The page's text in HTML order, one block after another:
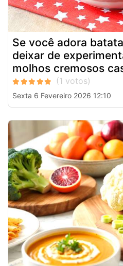
Se você adora
deixar de
molhos cremosos
Sexta 6 Fevereiro 2026 12:10